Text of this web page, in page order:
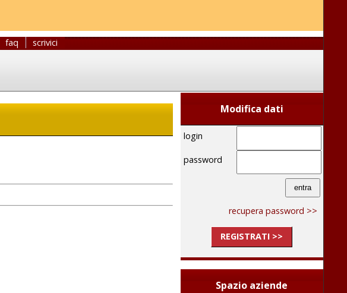
faq scrivici
Modifica dati
login
password
recupera password >>
REGISTRATI >>
Spazio aziende